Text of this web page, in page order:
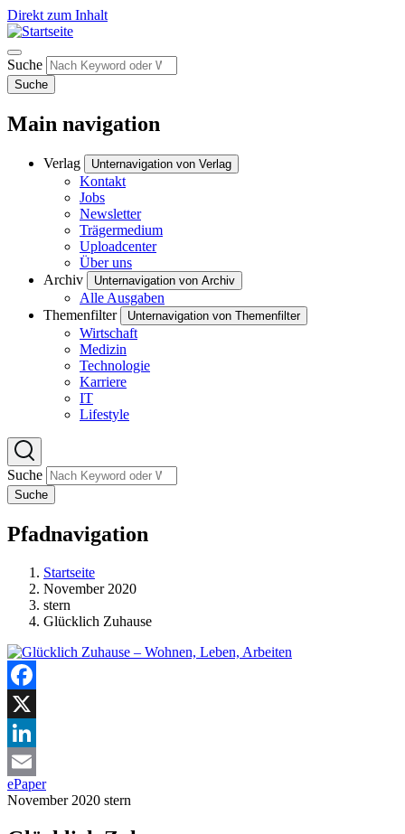
Direkt zum Inhalt
Suche
Suche
Main navigation
Verlag Unternavigation von Verlag
Kontakt
Jobs
Newsletter
Trägermedium
Uploadcenter
Über uns
Archiv
Unternavigation von Archiv
Alle Ausgaben
Themenfilter
Unternavigation von Themenfilter
Wirtschaft
Medizin
Technologie
Karriere
IT
Lifestyle
Suche
Suche
Pfadnavigation
Startseite
November 2020
stern
Glücklich Zuhause
Facebook
X
LinkedIn
Email
ePaper
November 2020 stern